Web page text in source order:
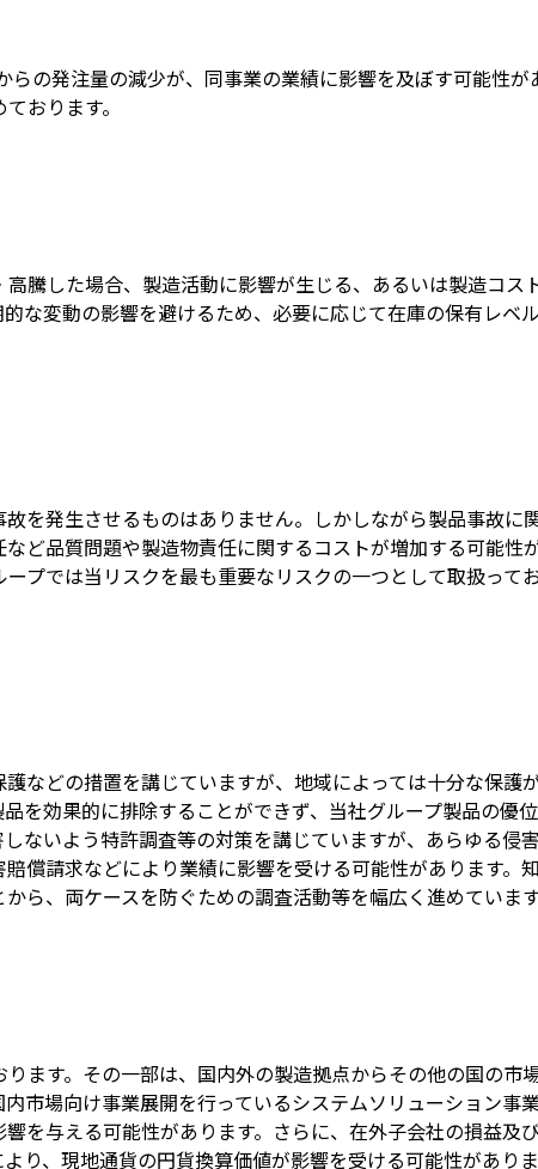
の発注量の減少が、同事業の業績に影響を及ぼす可能性が
おります。
騰した場合、製造活動に影響が生じる、あるいは製造コス
な変動の影響を避けるため、必要に応じて在庫の保有レベ
を発生させるものはありません。しかしながら製品事故に
ど品質問題や製造物責任に関するコストが増加する可能性
プでは当リスクを最も重要なリスクの一つとして取扱って
などの措置を講じていますが、地域によっては十分な保護
を効果的に排除することができず、当社グループ製品の優
ないよう特許調査等の対策を講じていますが、あらゆる侵
償請求などにより業績に影響を受ける可能性があります。
ら、両ケースを防ぐための調査活動等を幅広く進めています
ます。その一部は、国内外の製造拠点からその他の国の市
市場向け事業展開を行っているシステムソリューション事
を与える可能性があります。さらに、在外子会社の損益及
り、現地通貨の円貨換算価値が影響を受ける可能性があり